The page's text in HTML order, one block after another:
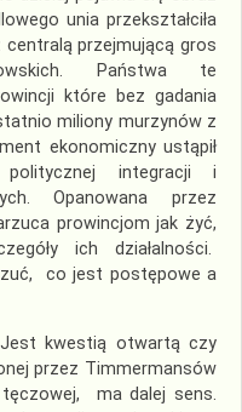
unia przekształciła
przejmującą gros
Państwa te
które bez gadania
miliony murzynów z
ekonomiczny ustąpił
politycznej integracji i
Opanowana przez
prowincjom jak żyć,
ich działalności.
co jest postępowe a
kwestią otwartą czy
przez Timmermansów
ma dalej sens.